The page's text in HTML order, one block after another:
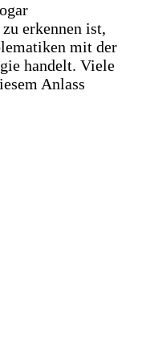
erkennen ist,
mit der
handelt. Viele
Anlass